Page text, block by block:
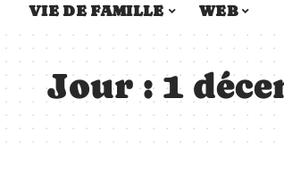
VIE DE FAMILLE
WEB
Jour : 1